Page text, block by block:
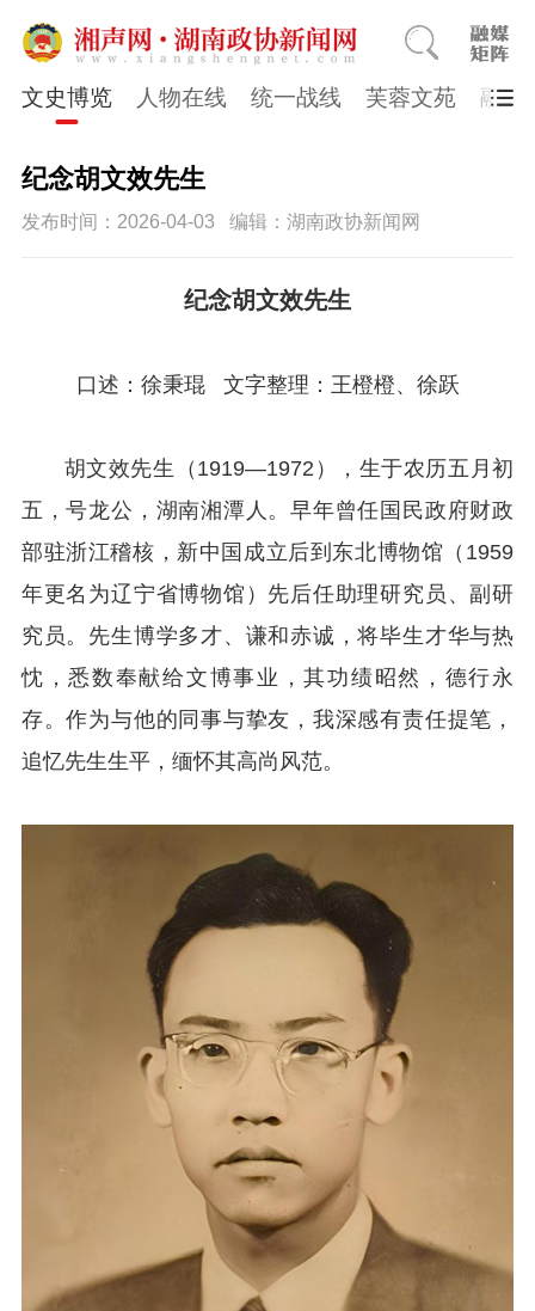
文史博览 人物在线 统一战线 芙蓉文苑 融媒
纪念胡文效先生
发布时间：2026-04-03 编辑：湖南政协新闻网
纪念胡文效先生
口述：徐秉琨 文字整理：王橙橙、徐跃
胡文效先生（1919—1972），生于农历五月初
五，号龙公，湖南湘潭人。早年曾任国民政府财政
部驻浙江稽核，新中国成立后到东北博物馆（1959
年更名为辽宁省博物馆）先后任助理研究员、副研
究员。先生博学多才、谦和赤诚，将毕生才华与热
忱，悉数奉献给文博事业，其功绩昭然，德行永
存。作为与他的同事与挚友，我深感有责任提笔，
追忆先生生平，缅怀其高尚风范。